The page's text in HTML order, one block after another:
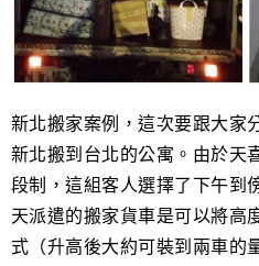
新北搬家案例，這次要跟大家
新北搬到台北的公寓。由於天
段制，這組客人選擇了下午到
天派遣的搬家貨車是可以將高
式（升高後大約可裝到兩車的